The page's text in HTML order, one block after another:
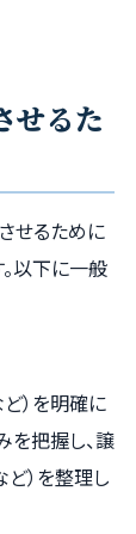
せるた
せるために
以下に一般
）を明確に
を把握し、譲
）を整理し